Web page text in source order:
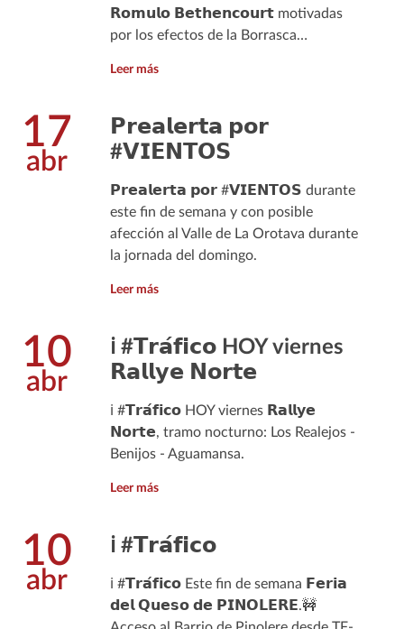
𝗥𝗼𝗺𝘂𝗹𝗼 𝗕𝗲𝘁𝗵𝗲𝗻𝗰𝗼𝘂𝗿𝘁 motivadas
por los efectos de la Borrasca…
Leer más
17
abr
𝗣𝗿𝗲𝗮𝗹𝗲𝗿𝘁𝗮 𝗽𝗼𝗿
#𝗩𝗜𝗘𝗡𝗧𝗢𝗦
𝗣𝗿𝗲𝗮𝗹𝗲𝗿𝘁𝗮 𝗽𝗼𝗿 #𝗩𝗜𝗘𝗡𝗧𝗢𝗦 durante
este fin de semana y con posible
afección al Valle de La Orotava durante
la jornada del domingo.
Leer más
10
abr
ℹ️ #𝗧𝗿𝗮́𝗳𝗶𝗰𝗼 HOY viernes
𝗥𝗮𝗹𝗹𝘆𝗲 𝗡𝗼𝗿𝘁𝗲
ℹ️ #𝗧𝗿𝗮́𝗳𝗶𝗰𝗼 HOY viernes 𝗥𝗮𝗹𝗹𝘆𝗲
𝗡𝗼𝗿𝘁𝗲, tramo nocturno: Los Realejos -
Benijos - Aguamansa.
Leer más
10
abr
ℹ️ #𝗧𝗿𝗮́𝗳𝗶𝗰𝗼
ℹ️ #𝗧𝗿𝗮́𝗳𝗶𝗰𝗼 Este fin de semana 𝗙𝗲𝗿𝗶𝗮
𝗱𝗲𝗹 𝗤𝘂𝗲𝘀𝗼 𝗱𝗲 𝗣𝗜𝗡𝗢𝗟𝗘𝗥𝗘.🚧